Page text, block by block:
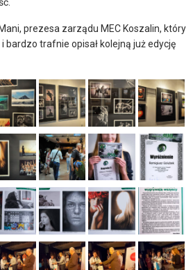
prezesa zarządu MEC Koszalin, który
bardzo trafnie opisał kolejną już edycję